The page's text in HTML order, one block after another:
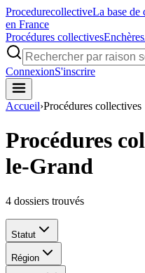
ProcedurecollectiveLa base de
en France
Procédures collectivesEnchères
ConnexionS'inscrire
Accueil›Procédures collectives
Procédures
le-Grand
4 dossiers trouvés
Statut
Région